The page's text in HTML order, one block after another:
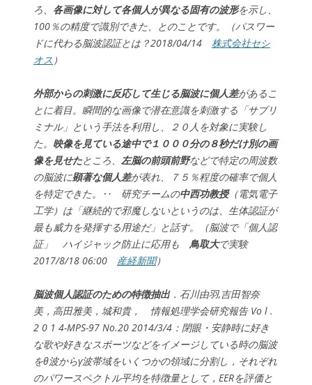
ろ、 各画像に対して各個人が異なる固有の波形を示し、
100％の精度で識別できた、とのことです。（パスワー
ドに代わる脳波認証とは？2018/04/14 株式会社セシ
オス ）
外部からの刺激に反応して生じる脳波に個人差があるこ
とに着目。瞬間的な画像で潜在意識を刺激する「サブリ
ミナル」という手法を利用し、２０人を対象に実験し
た。 映像を見ている途中で１０００分の８秒だけ別の画
像を見せたところ、 左脳の前頭前野などで特定の周波数
の脳波に顕著な個人差が表れ、７５％程度の確率で個人
を特定できた。‥ 研究チームの中西功教授（電気電子
工学）は「継続的で邪魔しないというのは、生体認証が
最も威力を発揮する用途だ」と話す。（脳波で「個人認
証」 ハイジャック防止に応用も 鳥取大で実験
2017/8/18 06:00 産経新聞）
脳波個人認証のための特徴抽出 ．石川由羽,吉田智奈
美，高田雅美，城和貴， 情報処理学会研究報告 Vo l .
2 0 1 4-MPS-97 No.20 2014/3/4：閉眼・安静時に好き
な歌や好きなスポーツなどをイメージしている時の脳波
をθ波からγ波帯域をいくつかの領域に分割し，それぞれ
のパワースペクトル平均を特徴量として，EERを評価と